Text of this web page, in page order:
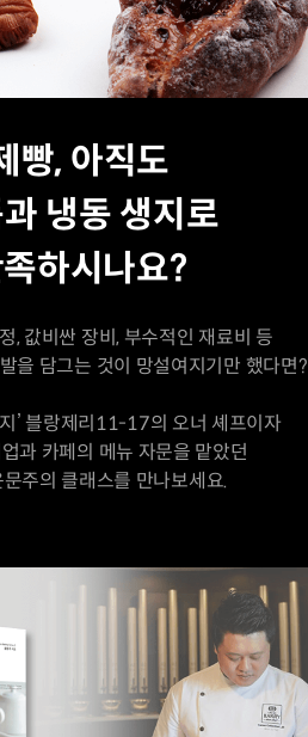
빵, 아직도
냉동 생지로
하시나요?
, 값비싼 장비, 부수적인 재료비 등
을 담그는 것이 망설여지기만 했다면?
’ 블랑제리11-17의 오너 셰프이자
과 카페의 메뉴 자문을 맡았던
주의 클래스를 만나보세요.